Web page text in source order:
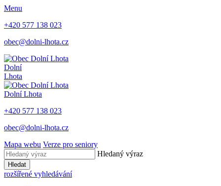
Menu
+420 577 138 023
obec@dolni-lhota.cz
Dolní
Lhota
Dolní Lhota
+420 577 138 023
obec@dolni-lhota.cz
Mapa webu Verze pro seniory
Hledaný výraz
Hledat
rozšířené vyhledávání